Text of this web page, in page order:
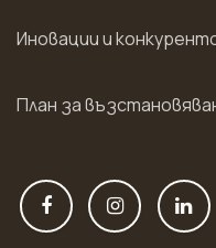
Иновации и
План за